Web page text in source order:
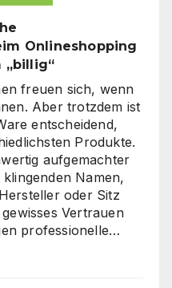
Onlineshopping
„billig“
freuen sich, wenn
Aber trotzdem ist
entscheidend,
Produkte.
aufgemachter
Namen,
oder Sitz
Vertrauen
professionelle…